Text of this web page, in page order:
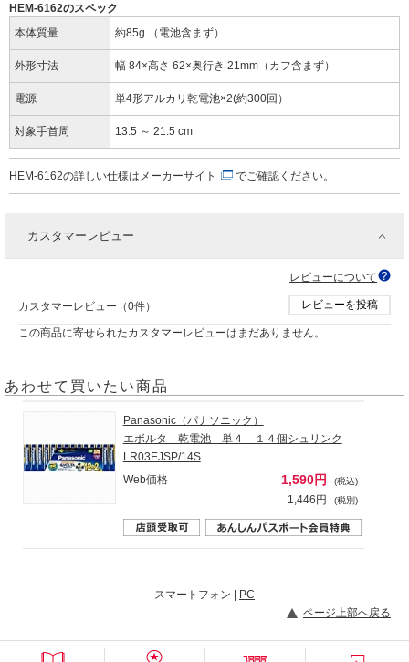
HEM-6162のスペック
本体質量
約85g （電池含まず）
外形寸法 幅 84×高さ 62×奥行き 21mm（カフ含まず）
電源 単4形アルカリ乾電池×2(約300回）
対象手首周 13.5 ～ 21.5 cm
HEM-6162の詳しい仕様は メーカーサイト でご確認ください。
カスタマーレビュー
レビューについて
カスタマーレビュー（0件） レビューを投稿
この商品に寄せられたカスタマーレビューはまだありません。
あわせて買いたい商品
Panasonic（パナソニック）
エボルタ 乾電池 単４ １４個シュリンク
LR03EJSP/14S
Web価格
1,590円 (税込)
1,446円 (税別)
スマートフォン |
PC
ページ上部へ戻る